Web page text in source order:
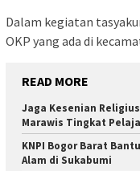
Dalam kegiatan
OKP yang ada di
READ MORE
Jaga Kesenian
Marawis Tingkat
KNPI Bogor Barat
Alam di Sukabumi